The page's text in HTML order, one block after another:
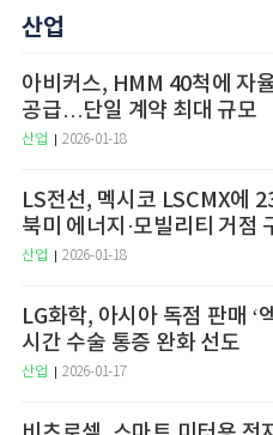
산업
아비커스, HMM 40척에 자
공급…단일 계약 최대 규모
산업 2026-01-18
LS전선, 멕시코 LSCMX에
북미 에너지·모빌리티 거점
산업 2026-01-18
LG화학, 아시아 독점 판매 ‘
시간 수술 통증 완화 선도
산업 2026-01-17